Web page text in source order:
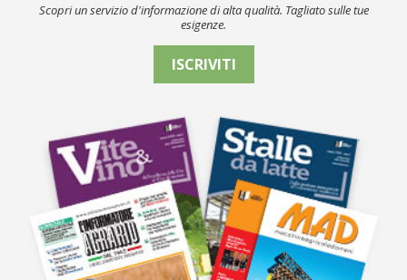
Scopri un servizio d'informazione di alta qualità. Tagliato sulle tue
esigenze.
ISCRIVITI